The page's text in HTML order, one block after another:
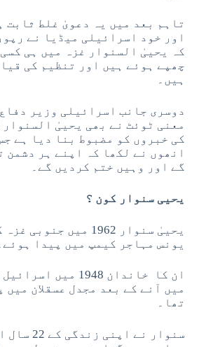
تاہم بعد میں یہ دعویٰ غلط ثابت
اور خود اسرائیلی میڈیا نے
کہ یحییٰ السنوار غزہ میں ہی
چھپے ہوئے ہیں اور تنظیم کی
ہیں۔
دوسری جانب اسرائیلی وزیر
معنی ٹوئٹ نے بھی یحییٰ
کی خبروں کو مضبوط بنا دیا ہے
انھوں نے لکھا کہ اپنے ہر دشمن
گے اور وہیں ختم کردیں گے۔
یحیی سنوار کون ؟
یحییٰ سنوار 1962 میں
یونس مہاجر کیمپ میں پیدا ہوئے۔
ان کا خاندان 1948 میں
میں آنے کے بعد مجدل عسقلان میں
تھا۔
سنوار نے